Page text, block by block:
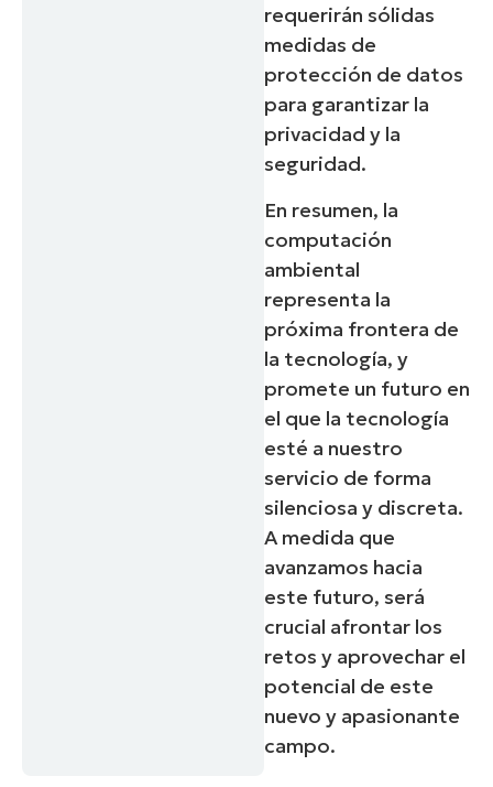
requerirán sólidas
medidas de
protección de datos
para garantizar la
privacidad y la
seguridad.
En resumen, la
computación
ambiental
representa la
próxima frontera de
la tecnología, y
promete un futuro en
el que la tecnología
esté a nuestro
servicio de forma
silenciosa y discreta.
A medida que
avanzamos hacia
este futuro, será
crucial afrontar los
retos y aprovechar el
potencial de este
nuevo y apasionante
campo.